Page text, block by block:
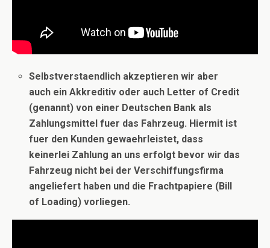
Selbstverstaendlich akzeptieren wir aber
auch ein Akkreditiv oder auch Letter of Credit
(genannt) von einer Deutschen Bank als
Zahlungsmittel fuer das Fahrzeug. Hiermit ist
fuer den Kunden gewaehrleistet, dass
keinerlei Zahlung an uns erfolgt bevor wir das
Fahrzeug nicht bei der Verschiffungsfirma
angeliefert haben und die Frachtpapiere (Bill
of Loading) vorliegen.